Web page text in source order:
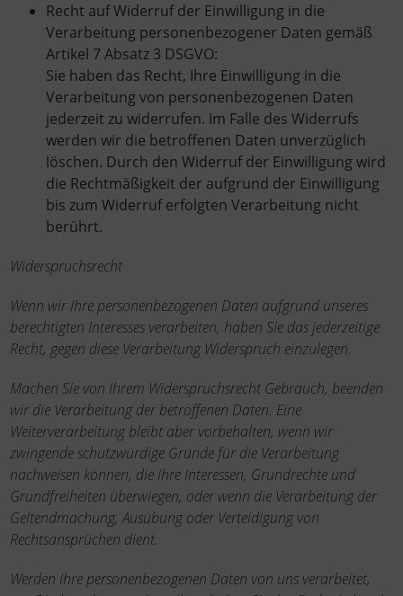
Recht auf Widerruf der Einwilligung in die
Verarbeitung personenbezogener Daten gemäß
Artikel 7 Absatz 3 DSGVO:
Sie haben das Recht, Ihre Einwilligung in die
Verarbeitung von personenbezogenen Daten
jederzeit zu widerrufen. Im Falle des Widerrufs
werden wir die betroffenen Daten unverzüglich
löschen. Durch den Widerruf der Einwilligung wird
die Rechtmäßigkeit der aufgrund der Einwilligung
bis zum Widerruf erfolgten Verarbeitung nicht
berührt.
Widerspruchsrecht
Wenn wir Ihre personenbezogenen Daten aufgrund unseres
berechtigten Interesses verarbeiten, haben Sie das jederzeitige
Recht, gegen diese Verarbeitung Widerspruch einzulegen.
Machen Sie von Ihrem Widerspruchsrecht Gebrauch, beenden
wir die Verarbeitung der betroffenen Daten. Eine
Weiterverarbeitung bleibt aber vorbehalten, wenn wir
zwingende schutzwürdige Gründe für die Verarbeitung
nachweisen können, die Ihre Interessen, Grundrechte und
Grundfreiheiten überwiegen, oder wenn die Verarbeitung der
Geltendmachung, Ausübung oder Verteidigung von
Rechtsansprüchen dient.
Werden Ihre personenbezogenen Daten von uns verarbeitet,